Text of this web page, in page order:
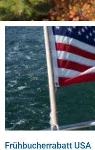
Frühbucherrabatt USA